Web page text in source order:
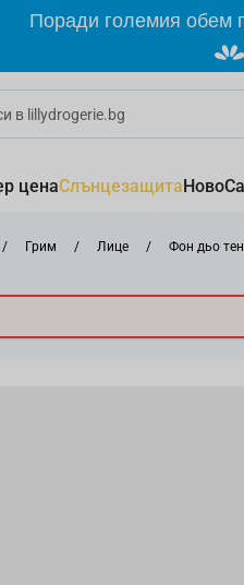
Поради големия обем
ценаСлънцезащитаНово
/ Грим / Лице / Фон дьо тен